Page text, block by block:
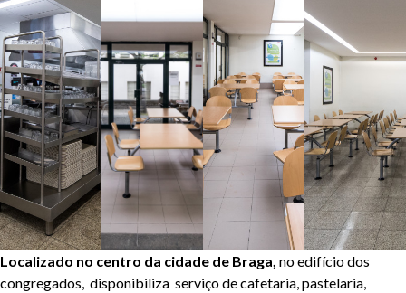
Localizado no centro da cidade de Braga, no edifício dos
congregados, disponibiliza serviço de cafetaria, pastelaria,